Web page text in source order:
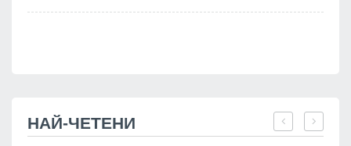
НАЙ-ЧЕТЕНИ